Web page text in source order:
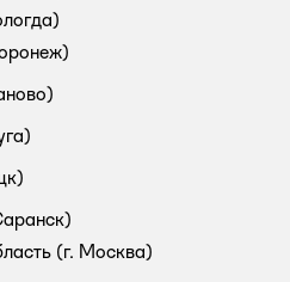
(г. Москва)